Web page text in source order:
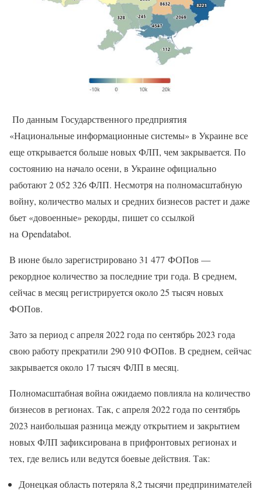
По данным Государственного предприятия
«Национальные информационные системы» в Украине все
еще открывается больше новых ФЛП, чем закрывается. По
состоянию на начало осени, в Украине официально
работают 2 052 326 ФЛП. Несмотря на полномасштабную
войну, количество малых и средних бизнесов растет и даже
бьет «довоенные» рекорды, пишет со ссылкой
на Оpendatabot.
В июне было зарегистрировано 31 477 ФОПов —
рекордное количество за последние три года. В среднем,
сейчас в месяц регистрируется около 25 тысяч новых
ФОПов.
Зато за период с апреля 2022 года по сентябрь 2023 года
свою работу прекратили 290 910 ФОПов. В среднем, сейчас
закрывается около 17 тысяч ФЛП в месяц.
Полномасштабная война ожидаемо повлияла на количество
бизнесов в регионах. Так, с апреля 2022 года по сентябрь
2023 наибольшая разница между открытием и закрытием
новых ФЛП зафиксирована в прифронтовых регионах и
тех, где велись или ведутся боевые действия. Так:
Донецкая область потеряла 8,2 тысячи предпринимателей